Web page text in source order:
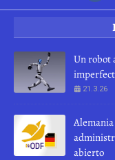
Un robot
21.3.26
abierto